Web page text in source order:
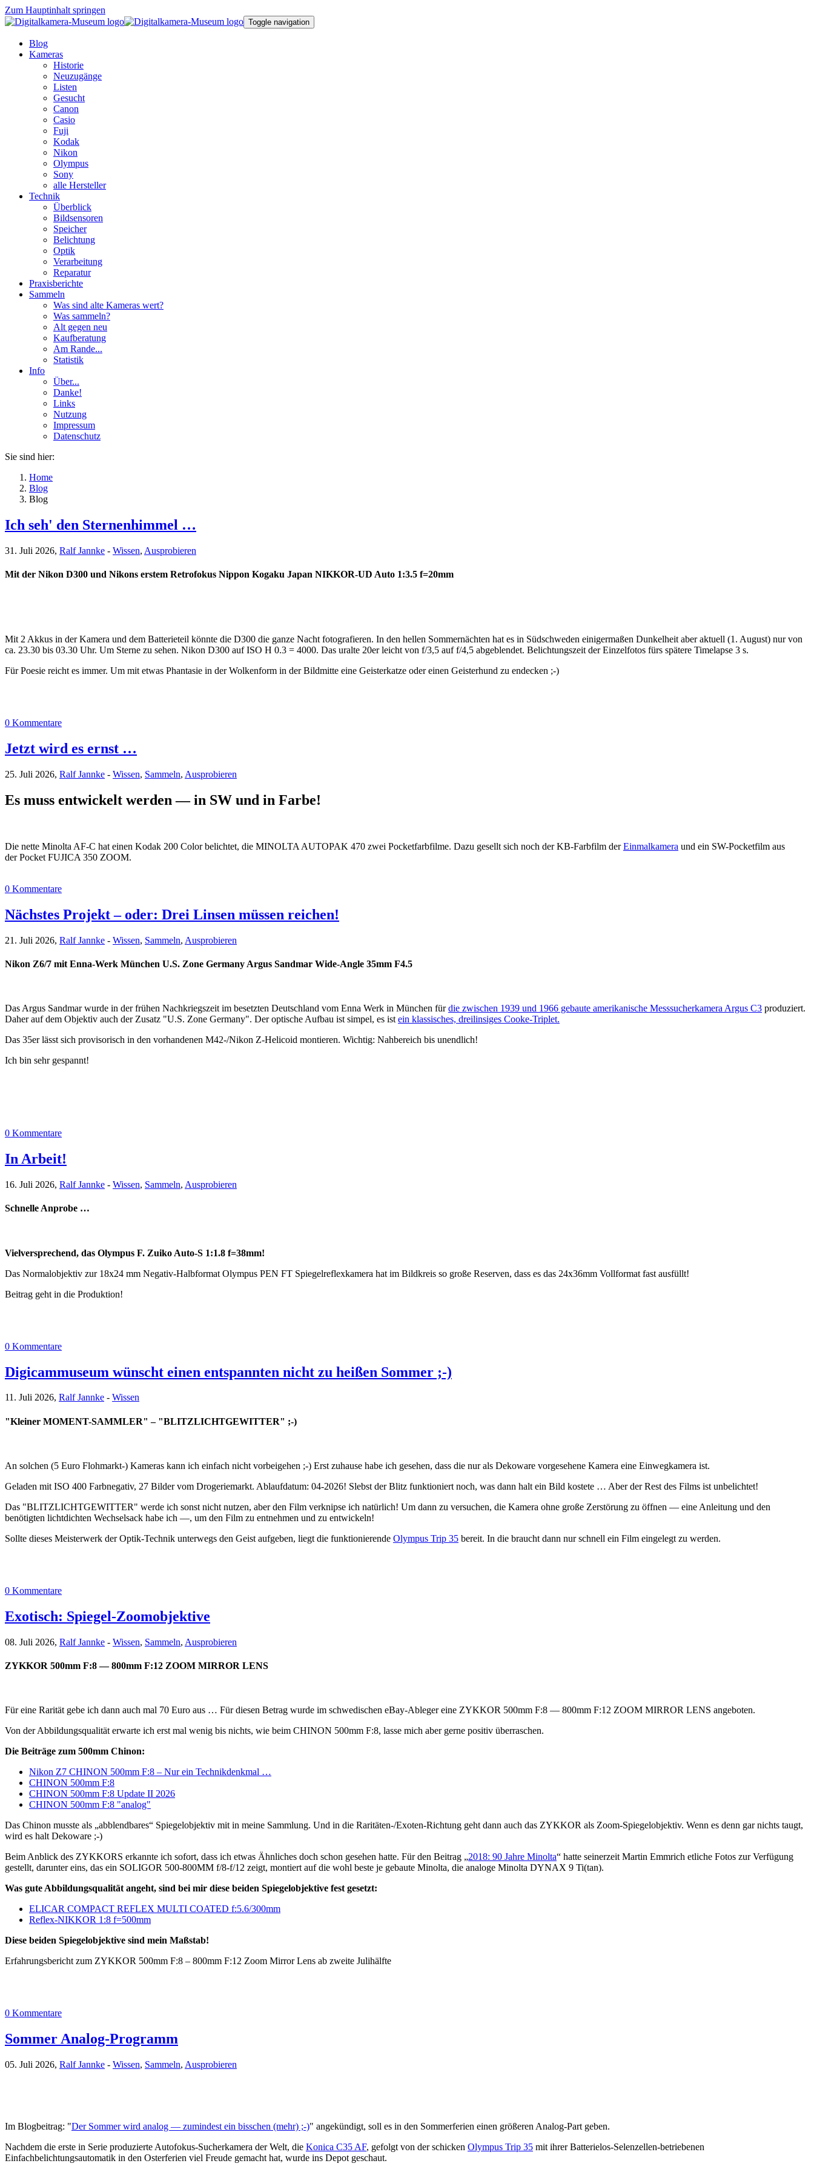
Zum Hauptinhalt springen
Toggle navigation
Blog
Kameras
Historie
Neuzugänge
Listen
Gesucht
Canon
Casio
Fuji
Kodak
Nikon
Olympus
Sony
alle Hersteller
Technik
Überblick
Bildsensoren
Speicher
Belichtung
Optik
Verarbeitung
Reparatur
Praxisberichte
Sammeln
Was sind alte Kameras wert?
Was sammeln?
Alt gegen neu
Kaufberatung
Am Rande...
Statistik
Info
Über...
Danke!
Links
Nutzung
Impressum
Datenschutz
Sie sind hier:
Home
Blog
Blog
Ich seh' den Sternenhimmel …
31. Juli 2026, Ralf Jannke - Wissen, Ausprobieren
Mit der Nikon D300 und Nikons erstem Retrofokus Nippon Kogaku Japan NIKKOR-UD Auto 1:3.5 f=20mm
Mit 2 Akkus in der Kamera und dem Batterieteil könnte die D300 die ganze Nacht fotografieren. In den hellen Sommernächten hat es in Südschweden einigermaßen Dunkelheit aber aktuell (1. August) nur von
ca. 23.30 bis 03.30 Uhr. Um Sterne zu sehen. Nikon D300 auf ISO H 0.3 = 4000. Das uralte 20er leicht von f/3,5 auf f/4,5 abgeblendet. Belichtungszeit der Einzelfotos fürs spätere Timelapse 3 s.
Für Poesie reicht es immer. Um mit etwas Phantasie in der Wolkenform in der Bildmitte eine Geisterkatze oder einen Geisterhund zu endecken ;-)
0 Kommentare
Jetzt wird es ernst …
25. Juli 2026, Ralf Jannke - Wissen, Sammeln, Ausprobieren
Es muss entwickelt werden — in SW und in Farbe!
Die nette Minolta AF-C hat einen Kodak 200 Color belichtet, die MINOLTA AUTOPAK 470 zwei Pocketfarbfilme. Dazu gesellt sich noch der KB-Farbfilm derEinmalkamera und ein SW-Pocketfilm aus
der Pocket FUJICA 350 ZOOM.
0 Kommentare
Nächstes Projekt – oder: Drei Linsen müssen reichen!
21. Juli 2026, Ralf Jannke - Wissen, Sammeln, Ausprobieren
Nikon Z6/7 mit Enna-Werk München U.S. Zone Germany Argus Sandmar Wide-Angle 35mm F4.5
Das Argus Sandmar wurde in der frühen Nachkriegszeit im besetzten Deutschland vom Enna Werk in München fürdie zwischen 1939 und 1966 gebaute amerikanische Messsucherkamera Argus C3 produziert.
Daher auf dem Objektiv auch der Zusatz "U.S. Zone Germany". Der optische Aufbau ist simpel, es ist ein klassisches, dreilinsiges Cooke-Triplet.
Das 35er lässt sich provisorisch in den vorhandenen M42-/Nikon Z-Helicoid montieren. Wichtig: Nahbereich bis unendlich!
Ich bin sehr gespannt!
0 Kommentare
In Arbeit!
16. Juli 2026, Ralf Jannke - Wissen, Sammeln, Ausprobieren
Schnelle Anprobe …
Vielversprechend, das Olympus F. Zuiko Auto-S 1:1.8 f=38mm!
Das Normalobjektiv zur 18x24 mm Negativ-Halbformat Olympus PEN FT Spiegelreflexkamera hat im Bildkreis so große Reserven, dass es das 24x36mm Vollformat fast ausfüllt!
Beitrag geht in die Produktion!
0 Kommentare
Digicammuseum wünscht einen entspannten nicht zu heißen Sommer ;-)
11. Juli 2026, Ralf Jannke - Wissen
"Kleiner MOMENT-SAMMLER" – "BLITZLICHTGEWITTER" ;-)
An solchen (5 Euro Flohmarkt-) Kameras kann ich einfach nicht vorbeigehen ;-) Erst zuhause habe ich gesehen, dass die nur als Dekoware vorgesehene Kamera eine Einwegkamera ist.
Geladen mit ISO 400 Farbnegativ, 27 Bilder vom Drogeriemarkt. Ablaufdatum: 04-2026! Slebst der Blitz funktioniert noch, was dann halt ein Bild kostete … Aber der Rest des Films ist unbelichtet!
Das "BLITZLICHTGEWITTER" werde ich sonst nicht nutzen, aber den Film verknipse ich natürlich! Um dann zu versuchen, die Kamera ohne große Zerstörung zu öffnen — eine Anleitung und den
benötigten lichtdichten Wechselsack habe ich —, um den Film zu entnehmen und zu entwickeln!
Sollte dieses Meisterwerk der Optik-Technik unterwegs den Geist aufgeben, liegt die funktionierende Olympus Trip 35 bereit. In die braucht dann nur schnell ein Film eingelegt zu werden.
0 Kommentare
Exotisch: Spiegel-Zoomobjektive
08. Juli 2026, Ralf Jannke - Wissen, Sammeln, Ausprobieren
ZYKKOR 500mm F:8 — 800mm F:12 ZOOM MIRROR LENS
Für eine Rarität gebe ich dann auch mal 70 Euro aus … Für diesen Betrag wurde im schwedischen eBay-Ableger eine ZYKKOR 500mm F:8 — 800mm F:12 ZOOM MIRROR LENS angeboten.
Von der Abbildungsqualität erwarte ich erst mal wenig bis nichts, wie beim CHINON 500mm F:8, lasse mich aber gerne positiv überraschen.
Die Beiträge zum 500mm Chinon:
Nikon Z7 CHINON 500mm F:8 – Nur ein Technikdenkmal …
CHINON 500mm F:8
CHINON 500mm F:8 Update II 2026
CHINON 500mm F:8 "analog"
Das Chinon musste als „abblendbares“ Spiegelobjektiv mit in meine Sammlung. Und in die Raritäten-/Exoten-Richtung geht dann auch das ZYKKOR als Zoom-Spiegelobjektiv. Wenn es denn gar nichts taugt,
wird es halt Dekoware ;-)
Beim Anblick des ZYKKORS erkannte ich sofort, dass ich etwas Ähnliches doch schon gesehen hatte. Für den Beitrag „2018: 90 Jahre Minolta“ hatte seinerzeit Martin Emmrich etliche Fotos zur Verfügung
gestellt, darunter eins, das ein SOLIGOR 500-800MM f/8-f/12 zeigt, montiert auf die wohl beste je gebaute Minolta, die analoge Minolta DYNAX 9 Ti(tan).
Was gute Abbildungsqualität angeht, sind bei mir diese beiden Spiegelobjektive fest gesetzt:
ELICAR COMPACT REFLEX MULTI COATED f:5.6/300mm
Reflex-NIKKOR 1:8 f=500mm
Diese beiden Spiegelobjektive sind mein Maßstab!
Erfahrungsbericht zum ZYKKOR 500mm F:8 – 800mm F:12 Zoom Mirror Lens ab zweite Julihälfte
0 Kommentare
Sommer Analog-Programm
05. Juli 2026, Ralf Jannke - Wissen, Sammeln, Ausprobieren
Im Blogbeitrag: "Der Sommer wird analog — zumindest ein bisschen (mehr) ;-)" angekündigt, soll es in den Sommerferien einen größeren Analog-Part geben.
Nachdem die erste in Serie produzierte Autofokus-Sucherkamera der Welt, die Konica C35 AF, gefolgt von der schicken Olympus Trip 35 mit ihrer Batterielos-Selenzellen-betriebenen
Einfachbelichtungsautomatik in den Osterferien viel Freude gemacht hat, wurde ins Depot geschaut.